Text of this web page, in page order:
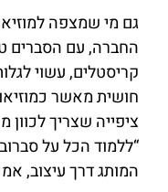
גם מי שמצפה
החברה, עם הסברים
קריסטלים, עשוי
חושית מאשר
ציפייה שצריך
“ללמוד הכל על
המותג דרך עיצוב,